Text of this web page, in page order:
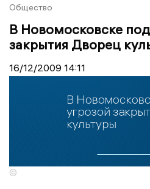
Общество
В Новомосковске
закрытия Дворец
16/12/2009 14:11
©